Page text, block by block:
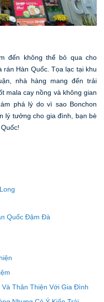
đến không thể bỏ qua cho
Hàn Quốc. Tọa lạc tại khu
nhà hàng mang đến trải
mala cay nồng và không gian
phá lý do vì sao Bonchon
lý tưởng cho gia đình, bạn bè
Quốc Đậm Đà
Và Thân Thiện Với Gia Đình